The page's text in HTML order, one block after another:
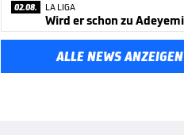
02.08. LA LIGA
ALLE NEWS ANZEIGEN